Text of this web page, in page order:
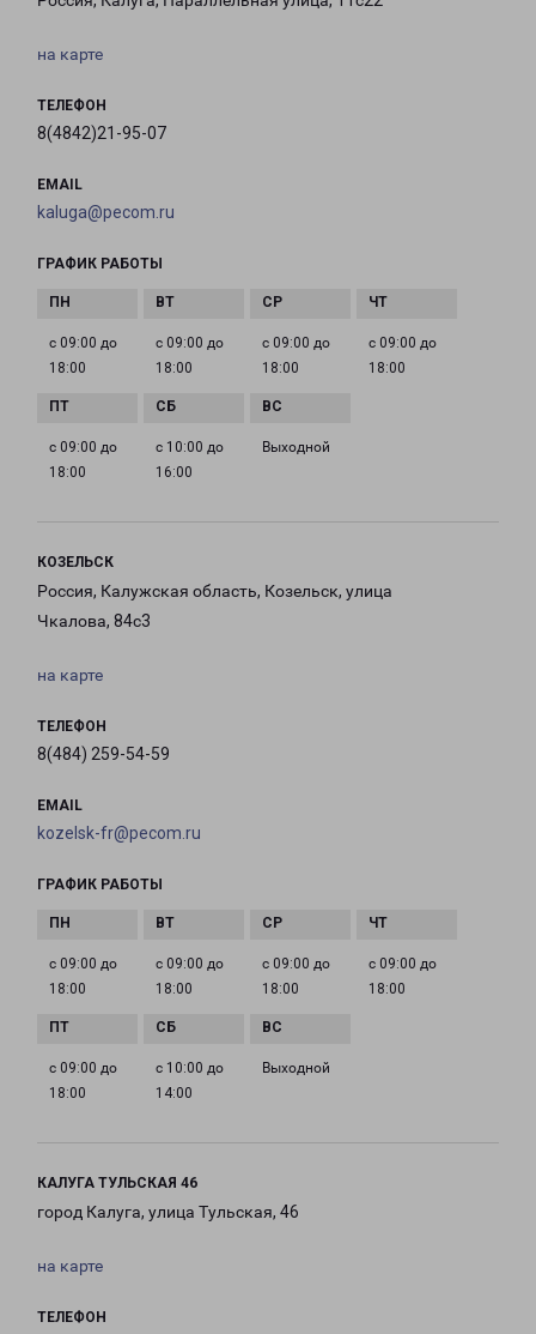
на карте
ТЕЛЕФОН
8(4842)21-95-07
EMAIL
kaluga@pecom.ru
ГРАФИК РАБОТЫ
с 09:00 до
18:00
с 09:00 до
18:00
с 09:00 до
18:00
с 09:00 до
18:00
с 09:00 до
18:00
с 10:00 до
16:00
Выходной
КОЗЕЛЬСК
Россия, Калужская область, Козельск, улица
Чкалова, 84с3
на карте
ТЕЛЕФОН
8(484) 259-54-59
EMAIL
kozelsk-fr@pecom.ru
ГРАФИК РАБОТЫ
с 09:00 до
18:00
с 09:00 до
18:00
с 09:00 до
18:00
с 09:00 до
18:00
с 09:00 до
18:00
с 10:00 до
14:00
Выходной
КАЛУГА ТУЛЬСКАЯ 46
город Калуга, улица Тульская, 46
на карте
ТЕЛЕФОН